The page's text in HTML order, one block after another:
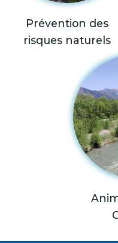
Prévention des
risques naturels